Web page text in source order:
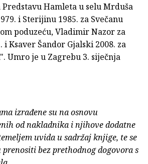
Predstavu Hamleta u selu Mrduša
i Sterijinu 1985. za Svečanu
poduzeću, Vladimir Nazor za
i Ksaver Šandor Gjalski 2008. za
Umro je u Zagrebu 3. siječnja
izrađene su na osnovu
od nakladnika i njihove dodatne
uvida u sadržaj knjige, te se
bez prethodnog dogovora s